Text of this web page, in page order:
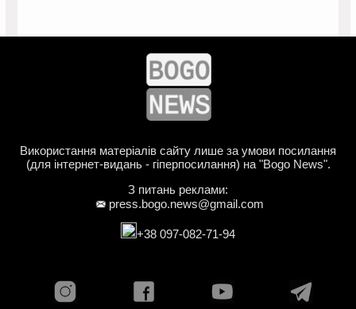
Використання матеріалів сайту лише за умови посилання
(для інтернет-видань - гіперпосилання) на "Bogo News".
З питань реклами:
press.bogo.news@gmail.com
+38 097-082-71-94